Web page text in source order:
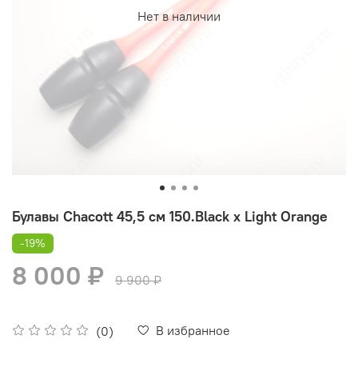
Нет в наличии
Булавы Chacott 45,5 см 150.Black х Light Orange
(0) В избранное
-19%
8 000 ₽ 9 900 ₽